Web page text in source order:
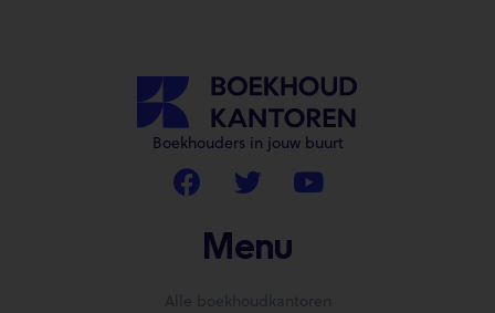
Boekhouders in jouw buurt
Menu
Alle boekhoudkantoren